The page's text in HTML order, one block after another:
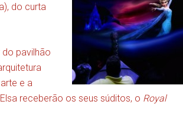
do curta
pavilhão
e a
receberão os seus súditos, o Royal